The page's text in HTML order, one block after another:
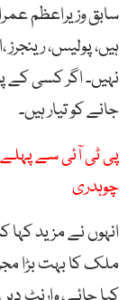
سابق وزیراعظم
ہیں، پولیس،
نہیں۔ اگر کسی کے
جانے کو تیار ہیں۔
پی ٹی آئی سے پہلے
چوہدری
انہوں نے مزید کہا
ملک کا بہت بڑا